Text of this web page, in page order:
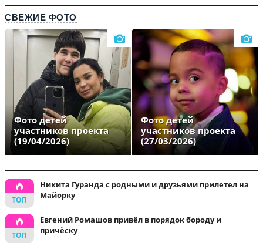
СВЕЖИЕ ФОТО
Фото детей
участников проекта
(19/04/2026)
Фото детей
участников проекта
(27/03/2026)
Никита Гуранда с родными и друзьями прилетел на
Майорку
Евгений Ромашов привёл в порядок бороду и
причёску